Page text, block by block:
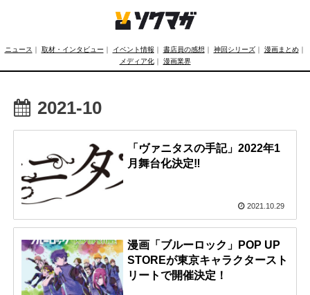
ニュース ｜ 取材・インタビュー ｜ イベント情報 ｜ 書店員の感想 ｜ 神回シリーズ｜ 漫画まとめ｜
メディア化｜ 漫画業界
2021-10
「ヴァニタスの手記」2022年1
月舞台化決定‼
2021.10.29
漫画「ブルーロック」POP UP
STOREが東京キャラクタースト
リートで開催決定！